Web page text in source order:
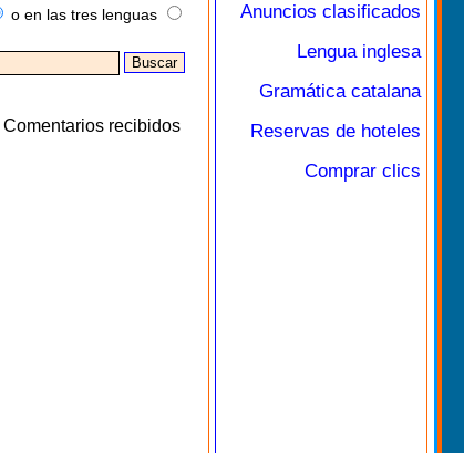
o en las tres lenguas
Comentarios recibidos
Anuncios clasificados
Lengua inglesa
Gramática catalana
Reservas de hoteles
Comprar clics